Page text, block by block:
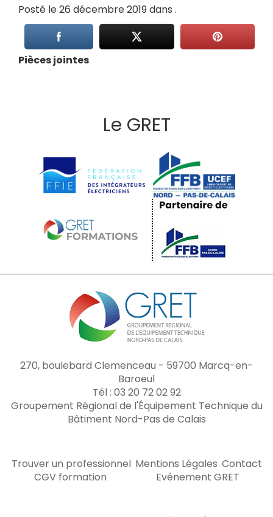
Posté le 26 décembre 2019 dans .
Pièces jointes
Le GRET
270, boulebard Clemenceau - 59700 Marcq-en-
Baroeul
Tél : 03 20 72 02 92
Groupement Régional de l'Équipement Technique du
Bâtiment Nord-Pas de Calais
Trouver un professionnel Mentions Légales Contact
CGV formation
Evénement GRET